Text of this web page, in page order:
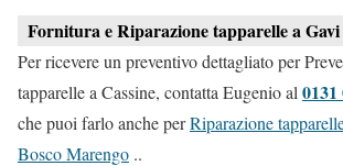
Fornitura e Riparazione tapparelle a Gavi
Per ricevere un preventivo dettagliato per
tapparelle a Cassine, contatta Eugenio al 0131
che puoi farlo anche perRiparazione
Bosco Marengo ..